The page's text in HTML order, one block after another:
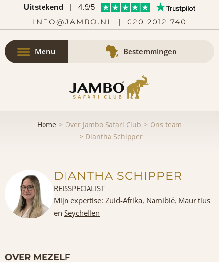
Uitstekend | 4.9/5
INFO@JAMBO.NL | 020 2012 740
Menu Bestemmingen
Home Over Jambo Safari Club
Ons team
Diantha Schipper
DIANTHA SCHIPPER
REISSPECIALIST
Mijn expertise: Zuid-Afrika, Namibië, Mauritius
en Seychellen
OVER MEZELF